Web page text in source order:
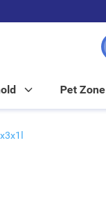
Pet Zone